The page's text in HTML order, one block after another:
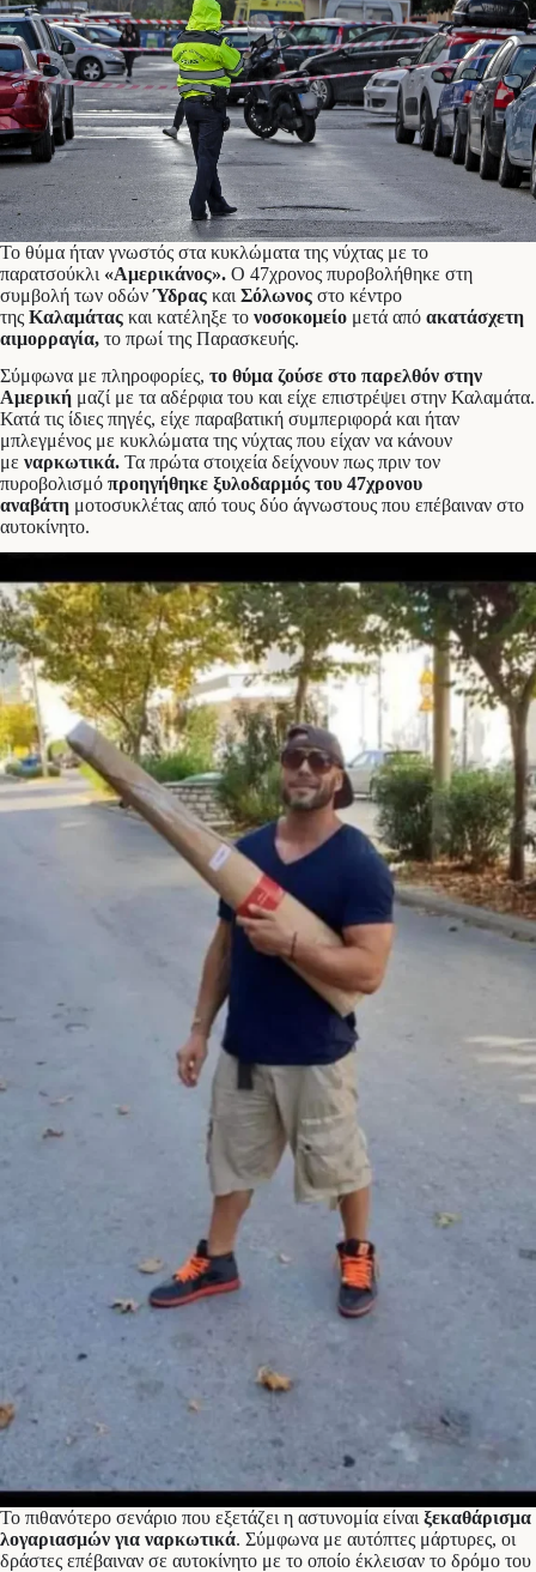
Το θύμα ήταν γνωστός στα κυκλώματα της νύχτας με το
παρατσούκλι «Αμερικάνος». Ο 47χρονος πυροβολήθηκε στη
συμβολή των οδώνΎδρας και Σόλωνος στο κέντρο
της Καλαμάτας και κατέληξε το νοσοκομείο μετά από ακατάσχετη
αιμορραγία, το πρωί της Παρασκευής.
Σύμφωνα με πληροφορίες, το θύμα ζούσε στο παρελθόν στην
Αμερική μαζί με τα αδέρφια του και είχε επιστρέψει στην Καλαμάτα.
Κατά τις ίδιες πηγές, είχε παραβατική συμπεριφορά και ήταν
μπλεγμένος με κυκλώματα της νύχτας που είχαν να κάνουν
με ναρκωτικά. Τα πρώτα στοιχεία δείχνουν πως πριν τον
πυροβολισμό προηγήθηκε ξυλοδαρμός του 47χρονου
αναβάτη μοτοσυκλέτας από τους δύο άγνωστους που επέβαιναν στο
αυτοκίνητο.
Το πιθανότερο σενάριο που εξετάζει η αστυνομία είναι ξεκαθάρισμα
λογαριασμών για ναρκωτικά. Σύμφωνα με αυτόπτες μάρτυρες, οι
δράστες επέβαιναν σε αυτοκίνητο με το οποίο έκλεισαν το δρόμο του